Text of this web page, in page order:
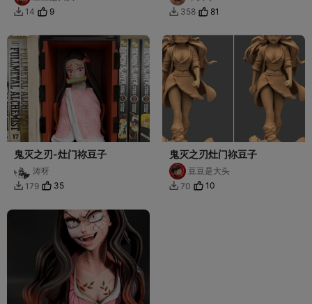
 14 9  358 81
鬼灭之刃-灶门祢豆子
涛呀
 179 35
鬼灭之刃灶门祢豆子
豆豆是大头
 70 10